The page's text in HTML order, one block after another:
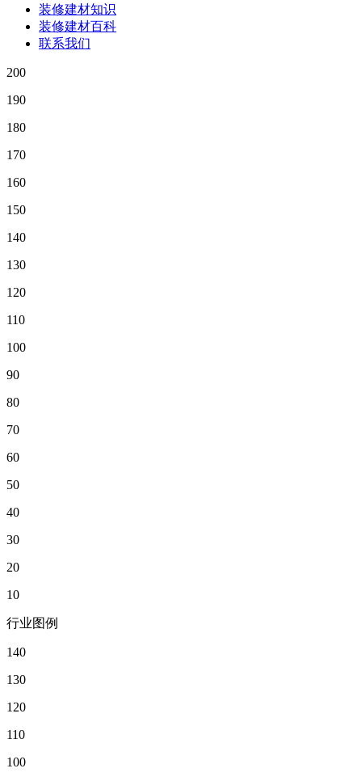
装修建材知识
装修建材百科
联系我们
200
190
180
170
160
150
140
130
120
110
100
90
80
70
60
50
40
30
20
10
行业图例
140
130
120
110
100